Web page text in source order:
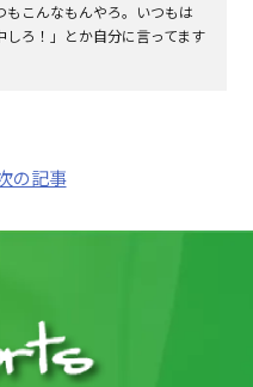
こんなもんやろ。いつもは
ろ！」とか自分に言ってます
の記事